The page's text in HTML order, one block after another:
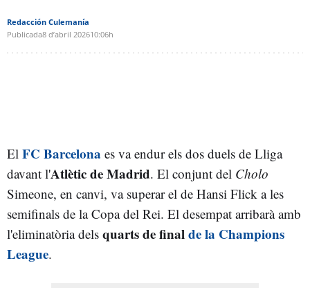
Redacción Culemanía
Publicada8 d’abril 202610:06h
El FC Barcelona es va endur els dos duels de Lliga
davant l'Atlètic de Madrid. El conjunt del Cholo
Simeone, en canvi, va superar el de Hansi Flick a les
semifinals de la Copa del Rei. El desempat arribarà amb
l'eliminatòria dels quarts de finalde la Champions
League.